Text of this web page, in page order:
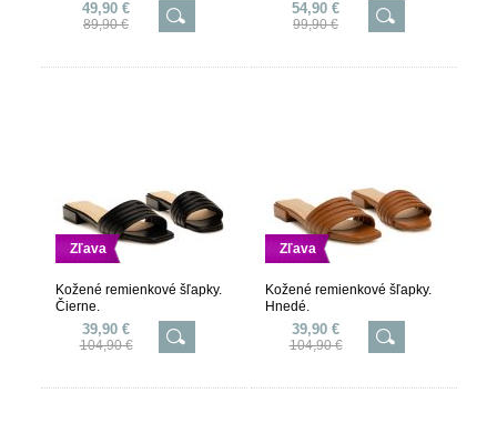
49,90 €
89,90 €
54,90 €
99,90 €
Zľava
Kožené remienkové šľapky.
Čierne.
39,90 €
104,90 €
Zľava
Kožené remienkové šľapky.
Hnedé.
39,90 €
104,90 €